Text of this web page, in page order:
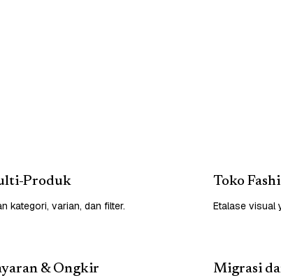
Produk
kategori, varian, dan filter.
Toko
Etalase visual
& Ongkir Migrasi